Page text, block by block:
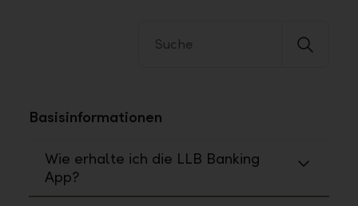
Basisinformationen
Wie erhalte ich die LLB Banking
App?